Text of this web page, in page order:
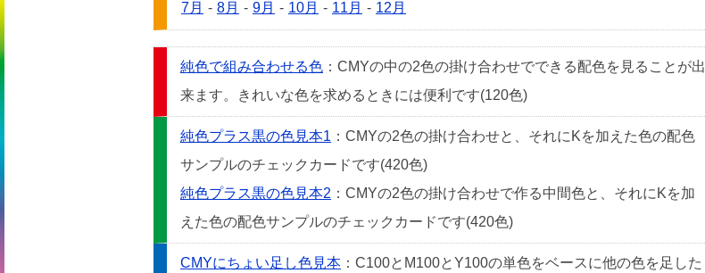
7月 - 8月 - 9月 - 10月 - 11月 - 12月
純色で組み合わせる色 ：CMYの中の2色の掛け合わせでできる配色を見ることが出
来ます。きれいな色を求めるときには便利です(120色)
純色プラス黒の色見本1 ：CMYの2色の掛け合わせと、それにKを加えた色の配色
サンプルのチェックカードです(420色)
純色プラス黒の色見本2 ：CMYの2色の掛け合わせで作る中間色と、それにKを加
えた色の配色サンプルのチェックカードです(420色)
CMYにちょい足し色見本 ：C100とM100とY100の単色をベースに他の色を足した